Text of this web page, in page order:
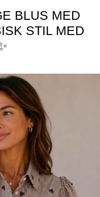
BLUS MED
STIL MED